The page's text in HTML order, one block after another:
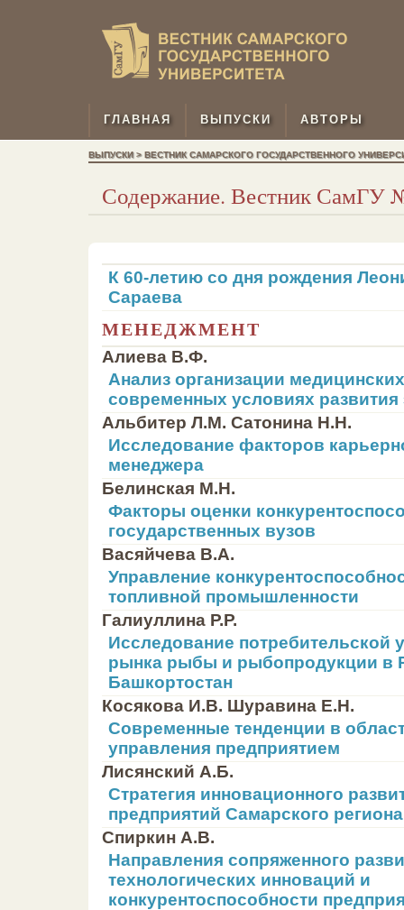
ГЛАВНАЯ ВЫПУСКИ АВТОРЫ
ВЫПУСКИ > ВЕСТНИК САМАРСКОГО ГОСУДАРСТВЕННОГО
Содержание. Вестник СамГУ
К 60-летию со дня рождения
Сараева
МЕНЕДЖМЕНТ
Алиева В.Ф.
Анализ организации
современных условиях
Альбитер Л.М. Сатонина Н.Н.
Исследование факторов
менеджера
Белинская М.Н.
Факторы оценки
государственных вузов
Васяйчева В.А.
Управление
топливной промышленности
Галиуллина Р.Р.
Исследование потребительской
рынка рыбы и рыбопродукции в
Башкортостан
Косякова И.В. Шуравина Е.Н.
Современные тенденции в
управления предприятием
Лисянский А.Б.
Стратегия инновационного
предприятий Самарского региона
Спиркин А.В.
Направления сопряженного
технологических инноваций и
конкурентоспособности